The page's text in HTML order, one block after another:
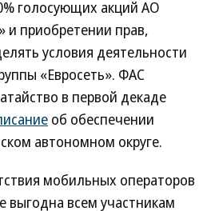
голосующих акций АО
и приобретении прав,
условия деятельности
«Евросеть». ФАС
в первой декаде
об обеспечении
автономном округе.
мобильных операторов
выгодна всем участникам